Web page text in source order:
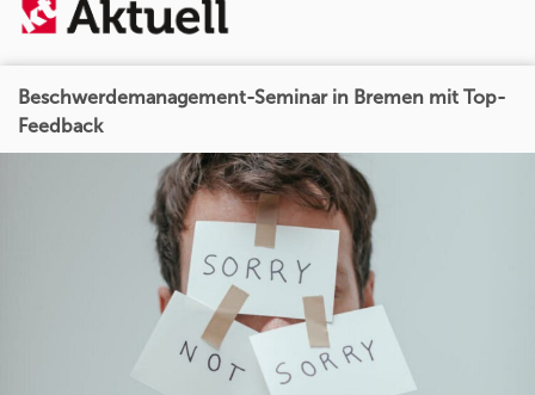
Beschwerdemanagement-Seminar in Bremen mit Top-
Feedback